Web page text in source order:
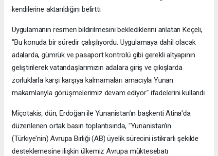
kendilerine aktarıldığını belirtti.
Uygulamanın resmen bildirilmesini beklediklerini anlatan Keçeli,
"Bu konuda bir süredir çalışılıyordu. Uygulamaya dahil olacak
adalarda, gümrük ve pasaport kontrolü gibi gerekli altyapının
geliştirilerek vatandaşlarımızın adalara giriş ve çıkışlarda
zorluklarla karşı karşıya kalmamaları amacıyla Yunan
makamlarıyla görüşmelerimiz devam ediyor." ifadelerini kullandı.
Miçotakis, dün, Erdoğan ile Yunanistan'ın başkenti Atina'da
düzenlenen ortak basın toplantısında, "Yunanistan’ın
(Türkiye'nin) Avrupa Birliği (AB) üyelik sürecini istikrarlı şekilde
desteklemesine ilişkin ülkemiz Avrupa müktesebatı